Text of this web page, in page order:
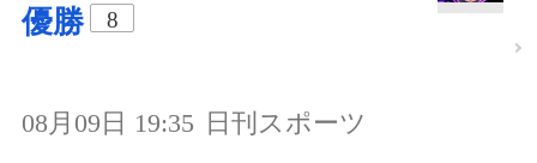
優勝
8
08月09日 19:35 日刊スポーツ